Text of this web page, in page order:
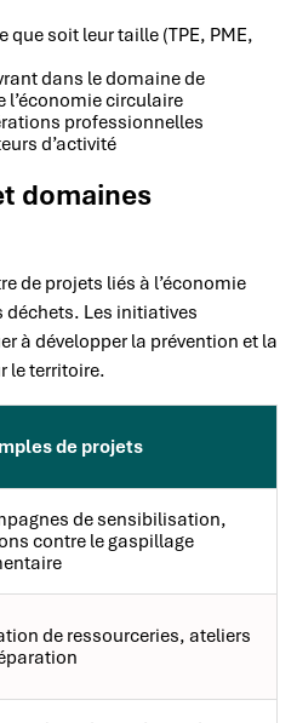
que soit leur taille (TPE, PME,
dans le domaine de
l’économie circulaire
professionnelles
d’activité
domaines
de projets liés à l’économie
déchets. Les initiatives
à développer la prévention et la
le territoire.
de projets
de sensibilisation,
contre le gaspillage
de ressourceries, ateliers